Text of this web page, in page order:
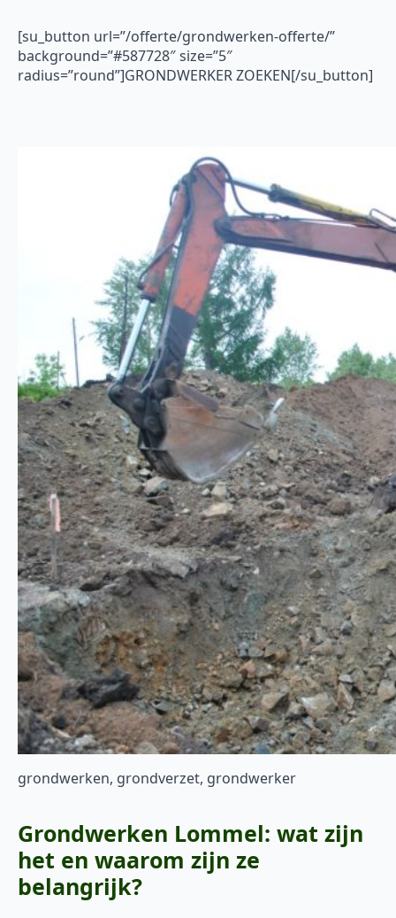
[su_button url=”/offerte/grondwerken-offerte/”
background=”#587728″ size=”5″
radius=”round”]GRONDWERKER ZOEKEN[/su_button]
grondwerken, grondverzet, grondwerker
Grondwerken Lommel: wat zijn
het en waarom zijn ze
belangrijk?